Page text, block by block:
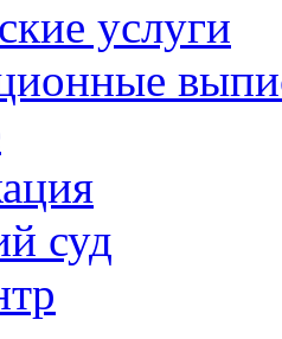
услуги
суд